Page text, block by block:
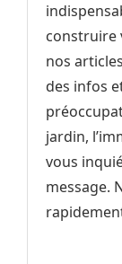
construire
nos
des infos
jardin,
vous
message.